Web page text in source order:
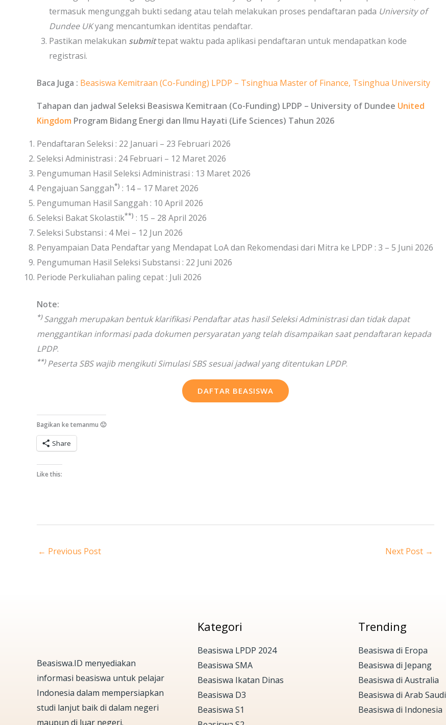
termasuk mengunggah bukti sedang atau telah melakukan proses pendaftaran pada University of
Dundee UKyang mencantumkan identitas pendaftar.
Pastikan melakukan submittepat waktu pada aplikasi pendaftaran untuk mendapatkan kode
registrasi.
Baca Juga : Beasiswa Kemitraan (Co-Funding) LPDP – Tsinghua Master of Finance, Tsinghua University
Tahapan dan jadwal Seleksi Beasiswa Kemitraan (Co-Funding) LPDP – University of Dundee United
Kingdom Program Bidang Energi dan Ilmu Hayati (Life Sciences) Tahun 2026
Pendaftaran Seleksi : 22 Januari – 23 Februari 2026
Seleksi Administrasi : 24 Februari – 12 Maret 2026
Pengumuman Hasil Seleksi Administrasi : 13 Maret 2026
Pengajuan Sanggah*) : 14 – 17 Maret 2026
Pengumuman Hasil Sanggah : 10 April 2026
Seleksi Bakat Skolastik**) : 15 – 28 April 2026
Seleksi Substansi : 4 Mei – 12 Jun 2026
Penyampaian Data Pendaftar yang Mendapat LoA dan Rekomendasi dari Mitra ke LPDP : 3 – 5 Juni 2026
Pengumuman Hasil Seleksi Substansi : 22 Juni 2026
Periode Perkuliahan paling cepat : Juli 2026
Note:
*)Sanggah merupakan bentuk klarifikasi Pendaftar atas hasil Seleksi Administrasi dan tidak dapat
menggantikan informasi pada dokumen persyaratan yang telah disampaikan saat pendaftaran kepada
LPDP.
**)Peserta SBS wajib mengikuti Simulasi SBS sesuai jadwal yang ditentukan LPDP.
DAFTAR BEASISWA
Bagikan ke temanmu 🙂
Share
Like this:
← Previous Post Next Post →
Beasiswa.ID menyediakan
informasi beasiswa untuk pelajar
Indonesia dalam mempersiapkan
studi lanjut baik di dalam negeri
maupun di luar negeri.
Kategori
Beasiswa LPDP 2024
Beasiswa SMA
Beasiswa Ikatan Dinas
Beasiswa D3
Beasiswa S1
Trending
Beasiswa di Eropa
Beasiswa di Jepang
Beasiswa di Australia
Beasiswa di Arab Saudi
Beasiswa di Indonesia